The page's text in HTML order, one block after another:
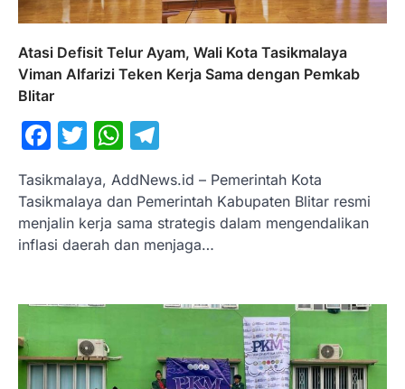
Atasi Defisit Telur Ayam, Wali Kota Tasikmalaya
Viman Alfarizi Teken Kerja Sama dengan Pemkab
Blitar
Facebook
TwitterWhatsApp
Tasikmalaya, AddNews.id – Pemerintah Kota
Tasikmalaya dan Pemerintah Kabupaten Blitar resmi
menjalin kerja sama strategis dalam mengendalikan
inflasi daerah dan menjaga…